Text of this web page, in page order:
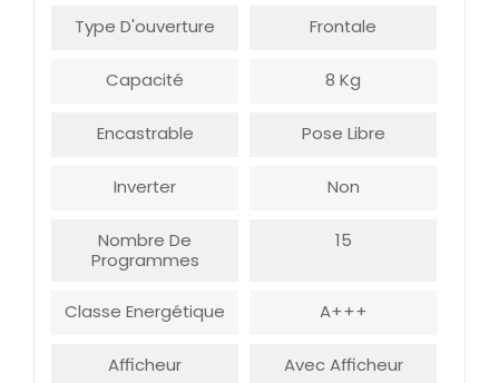
Type D'ouverture Frontale
Capacité 8 Kg
Encastrable Pose Libre
Inverter Non
Nombre De
Programmes
15
Classe Energétique A+++
Afficheur Avec Afficheur